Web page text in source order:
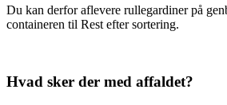
Du kan derfor aflevere rullegardiner på
containeren til Rest efter sortering.
Hvad sker der med affaldet?